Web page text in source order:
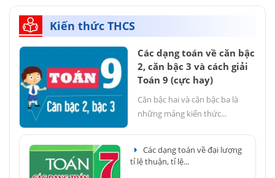
Kiến thức THCS
Các dạng toán về căn bậc
2, căn bậc 3 và cách giải
Toán 9 (cực hay)
Căn bậc hai và căn bậc ba là
những mảng kiến thức...
Các dạng toán về đại lượng
tỉ lệ thuận, tỉ lệ...